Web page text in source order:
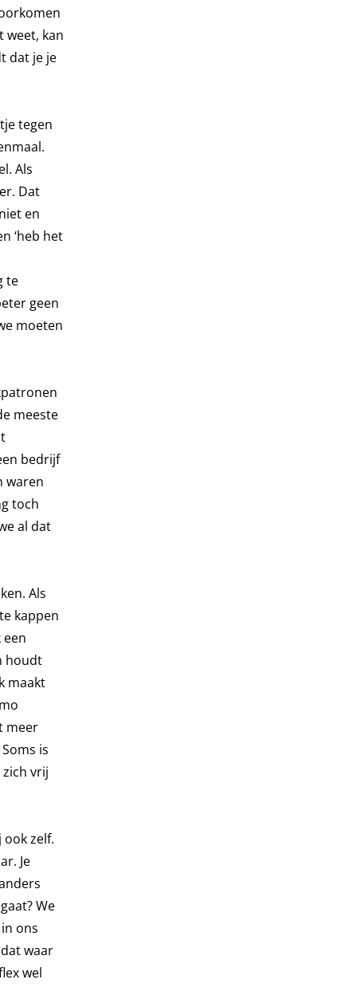
weet, kan
dat je je
tegen
Als
Dat
en
‘heb het
te
geen
moeten
meeste
bedrijf
waren
toch
al dat
Als
kappen
houdt
maakt
meer
is
vrij
zelf.
Je
We
ons
waar
wel